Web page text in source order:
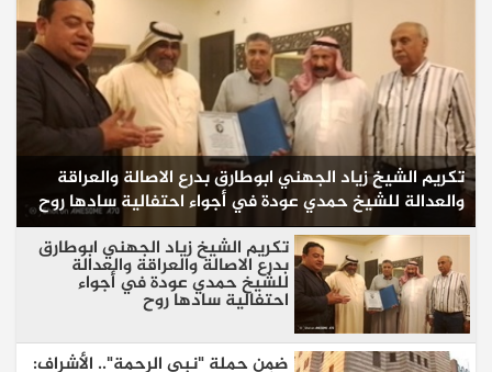
تكريم الشيخ زياد الجهني ابوطارق بدرع الاصالة والعراقة
والعدالة للشيخ حمدي عودة في أجواء احتفالية سادها روح
تكريم الشيخ زياد الجهني ابوطارق
بدرع الاصالة والعراقة والعدالة
للشيخ حمدي عودة في أجواء
احتفالية سادها روح
ضمن حملة "نبي الرحمة".. الأشراف: